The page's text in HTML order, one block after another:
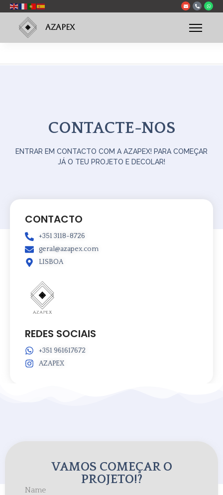
AZAPEX
CONTACTE-NOS
ENTRAR EM CONTACTO COM A AZAPEX! PARA COMEÇAR
JÁ O TEU PROJETO E DECOLAR!
CONTACTO
+351 3118-8726
geral@azapex.com
LISBOA
REDES SOCIAIS
+351 961617672
AZAPEX
VAMOS COMEÇAR O
PROJETO!?
Name